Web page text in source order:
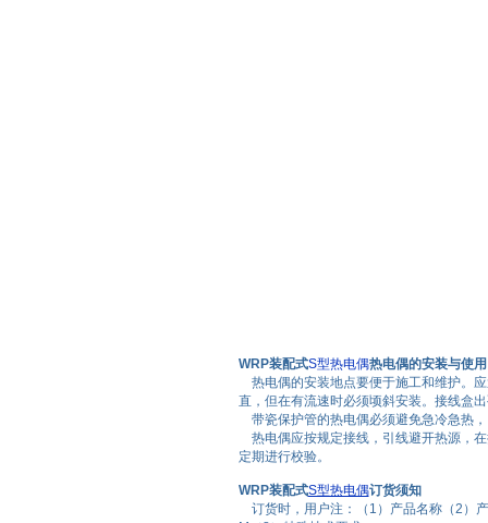
WRP装配式S型热电偶热电偶的安装与使用
热电偶的安装地点要便于施工和维护。
直，但在有流速时必须顷斜安装。接线盒
带瓷保护管的热电偶必须避免急冷急热
热电偶应按规定接线，引线避开热源，
定期进行校验。
WRP装配式S型热电偶订货须知
订货时，用户注：（1）产品名称（2）